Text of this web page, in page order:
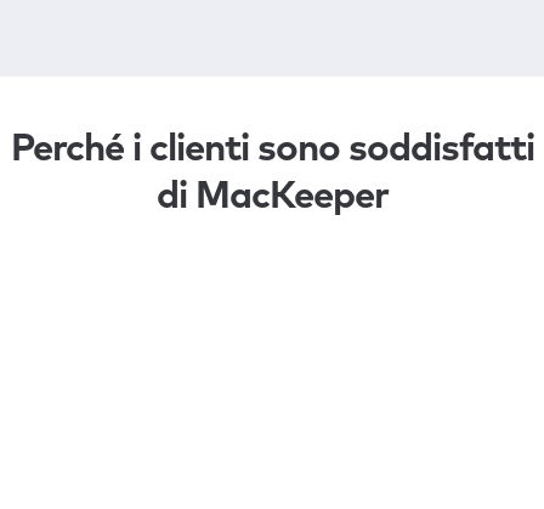
Perché i clienti sono soddisfatti
di MacKeeper